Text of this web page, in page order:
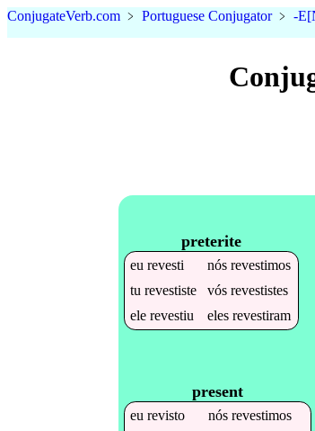
ConjugateVerb.com ﹥ Portuguese Conjugator﹥ -
preterite
eurevesti nósrevestimos
turevestiste vósrevestistes
elerevestiu elesrevestiram
present
eurevisto nósrevestimos